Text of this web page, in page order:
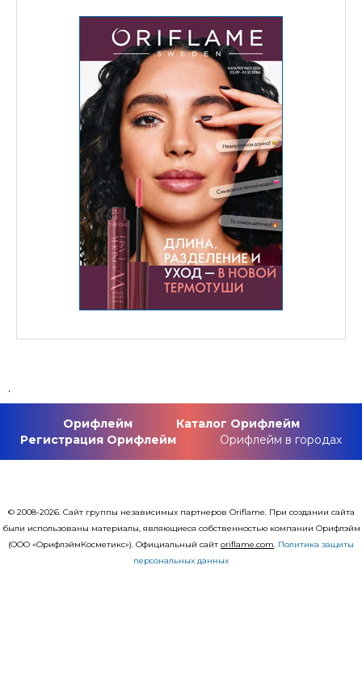
.
Орифлейм
Каталог Орифлейм
Регистрация Орифлейм
Орифлейм в городах
© 2008-2026. Сайт группы независимых партнеров Oriflame. При создании сайта
были использованы материалы, являющиеся собственностью компании Орифлэйм
(ООО «ОрифлэймКосметикс»). Официальный сайт оriflаme.com. Политика защиты
персональных данных